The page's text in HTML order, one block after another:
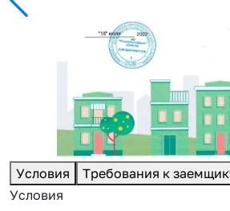
Условия
Требования к
Условия